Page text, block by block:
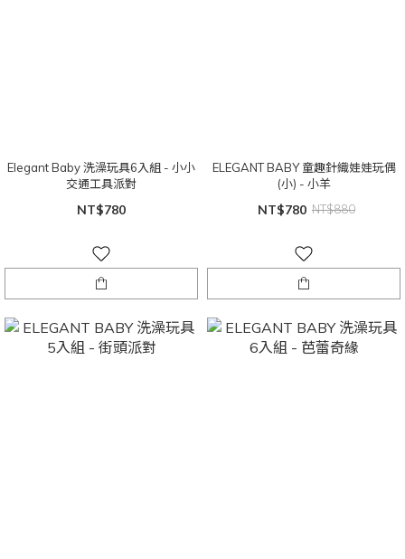
Elegant Baby 洗澡玩具6入組 - 小小
交通工具派對
NT$780
ELEGANT BABY 童趣針織娃娃玩偶
(小) - 小羊
NT$780 NT$880